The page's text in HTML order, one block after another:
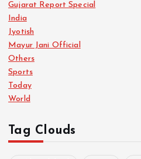
Gujarat Report Special
India
Jyotish
Mayur Jani Official
Others
Sports
Today
World
Tag Clouds